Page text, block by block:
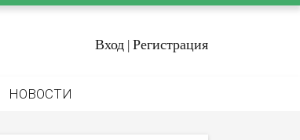
Вход | Регистрация
НОВОСТИ